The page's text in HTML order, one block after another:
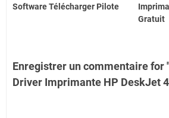
Software Télécharger Pilote
Gratuit
Enregistrer un commentaire for
Driver Imprimante HP DeskJet